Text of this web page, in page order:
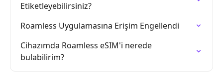
Etiketleyebilirsiniz?
Roamless Uygulamasına Erişim Engellendi
Cihazımda Roamless eSIM'i nerede
bulabilirim?